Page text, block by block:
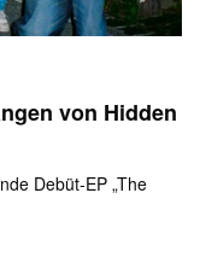
von Hidden
Debüt-EP „The